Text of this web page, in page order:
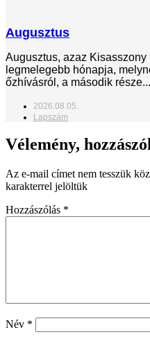
Augusztus
Augusztus, azaz Kisasszony
legmelegebb hónapja,
őzhívásról, a második része...
2026.08.05.
Lapszám
Vélemény,
Az e-mail címet nem tesszük
karakterrel jelöltük
Hozzászólás *
Név *